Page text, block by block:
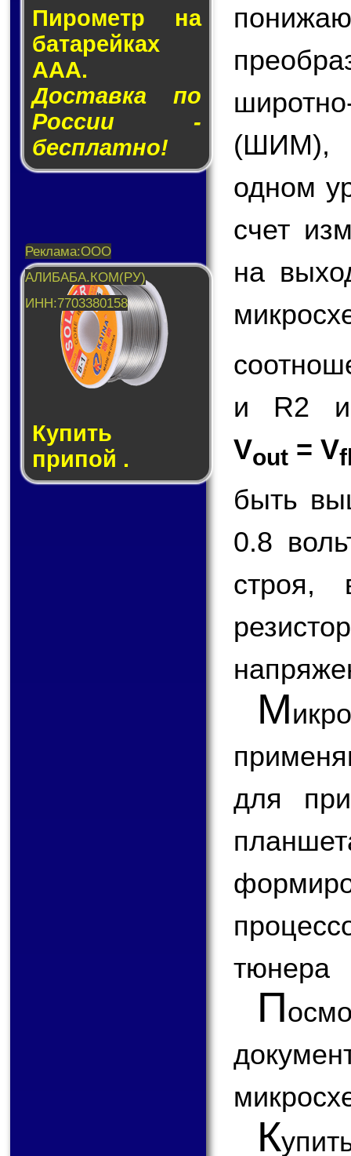
Пирометр на
ба­та­рей­ках
AAA.
Доставка по
России -
бесплатно!
Купить
припой .
(ШИМ),
одном
счет
на
и R2 и
Vout = V
быть
0.8
строя,
М
для
тюнера
П
К